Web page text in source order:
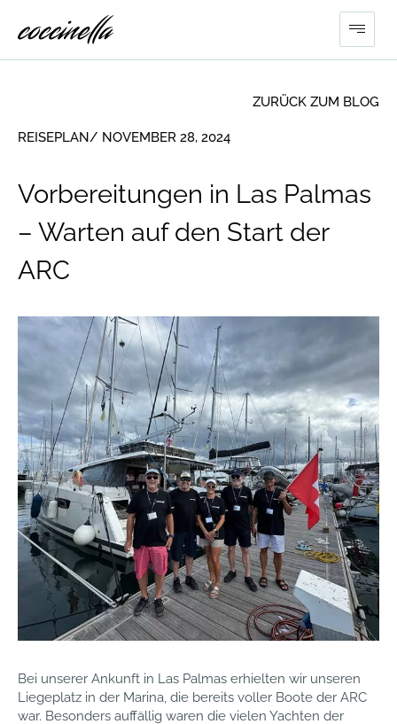
REISEPLAN/ NOVEMBER 28, 2024
ZURÜCK ZUM BLOG
Vorbereitungen in Las Palmas
– Warten auf den Start der
ARC
Bei unserer Ankunft in Las Palmas erhielten wir unseren
Liegeplatz in der Marina, die bereits voller Boote der ARC
war. Besonders auffällig waren die vielen Yachten der